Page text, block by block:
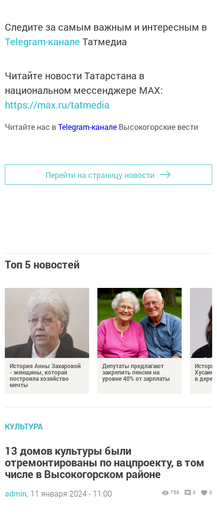
Следите за самым важным и интересным в
Telegram-канале Татмедиа
Читайте новости Татарстана в
национальном мессенджере MАХ:
https://max.ru/tatmedia
Читайте нас вTelegram-канале Высокогорские вести
Перейти на страницу новости
Топ 5 новостей
История Анны Захаровой
- женщины, которая
построила хозяйство
мечты
Депутаты предлагают
закрепить пенсии на
уровне 40% от зарплаты
в
КУЛЬТУРА
13 домов культуры были
отремонтированы по нацпроекту, в том
числе в Высокогорском районе
admin, 11 января 2024 - 11:00 758 0 0